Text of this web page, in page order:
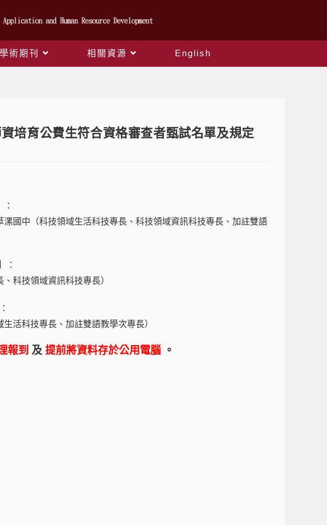
學術期刊 相關資源 English
培育公費生符合資格審查者甄試名單及規定
：
國中（科技領域生活科技專長、科技領域資訊科技專長、加註雙語
：
科技領域資訊科技專長）
活科技專長、加註雙語教學次專長）
報到 及 提前將資料存於公用電腦 。